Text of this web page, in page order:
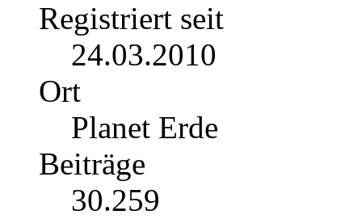
Registriert seit
24.03.2010
Ort
Planet Erde
Beiträge
30.259